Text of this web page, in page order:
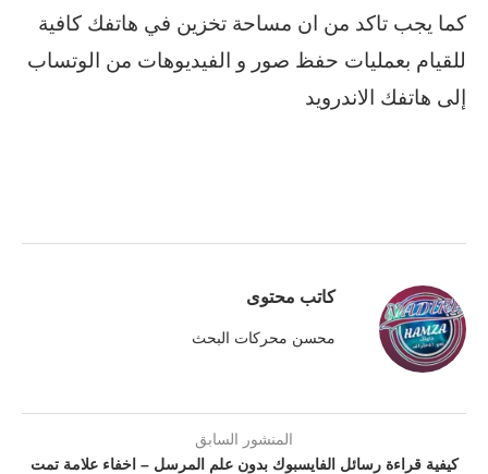
كما يجب تاكد من ان مساحة تخزين في هاتفك كافية
للقيام بعمليات حفظ صور و الفيديوهات من الوتساب
إلى هاتفك الاندرويد
كاتب محتوى
محسن محركات البحث
المنشور السابق
كيفية قراءة رسائل الفايسبوك بدون علم المرسل – اخفاء علامة تمت